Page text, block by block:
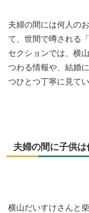
夫婦の間には何人の
て、世間で噂される「
セクションでは、横
つわる情報や、結婚
つひとつ丁寧に見て
夫婦の間に子供
横山だいすけさんと